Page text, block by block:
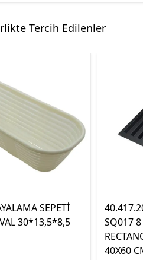
Tercih Edilenler
SEPETİ
30*13,5*8,5
SQ017
40X60